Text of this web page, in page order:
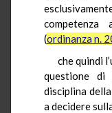
competenza
(ordinanza n.
che quindi
questione di
disciplina
a decidere